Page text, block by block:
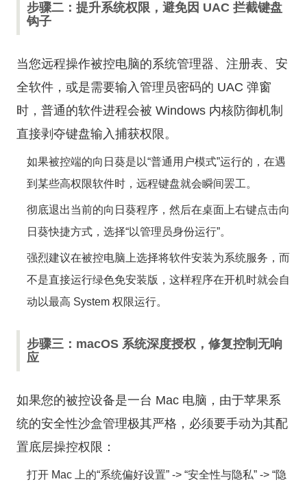
步骤二：提升系统权限，避免因 UAC 拦截键盘
钩子
当您远程操作被控电脑的系统管理器、注册表、安
全软件，或是需要输入管理员密码的 UAC 弹窗
时，普通的软件进程会被 Windows 内核防御机制
直接剥夺键盘输入捕获权限。
如果被控端的向日葵是以“普通用户模式”运行的，在遇
到某些高权限软件时，远程键盘就会瞬间罢工。
彻底退出当前的向日葵程序，然后在桌面上右键点击向
日葵快捷方式，选择“以管理员身份运行”。
强烈建议在被控电脑上选择将软件安装为系统服务，而
不是直接运行绿色免安装版，这样程序在开机时就会自
动以最高 System 权限运行。
步骤三：macOS 系统深度授权，修复控制无响
应
如果您的被控设备是一台 Mac 电脑，由于苹果系
统的安全性沙盒管理极其严格，必须要手动为其配
置底层操控权限：
打开 Mac 上的“系统偏好设置” -> “安全性与隐私” -> “隐